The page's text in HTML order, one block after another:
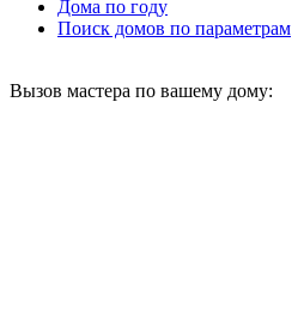
Дома по году
Поиск домов по параметрам
Вызов мастера по вашему дому: